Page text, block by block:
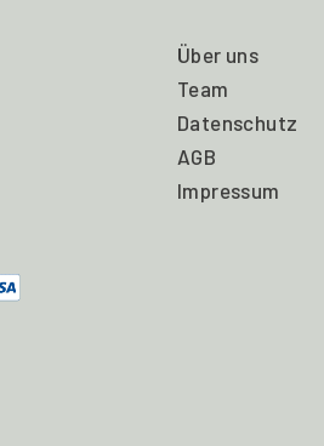
Über uns
Team
Datenschutz
AGB
Impressum